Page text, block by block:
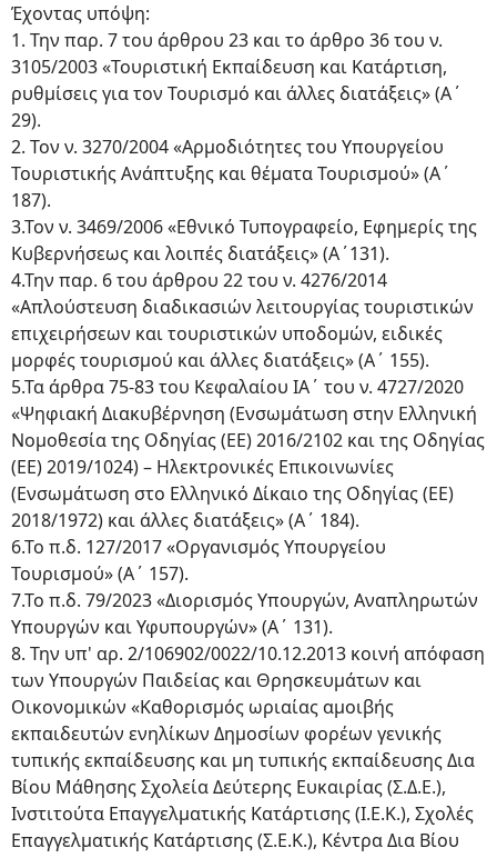
Έχοντας υπόψη:
1. Την παρ. 7 του άρθρου 23 και το άρθρο 36 του ν.
3105/2003 «Τουριστική Εκπαίδευση και Κατάρτιση,
ρυθμίσεις για τον Τουρισμό και άλλες διατάξεις» (Α΄
29).
2. Τον ν. 3270/2004 «Αρμοδιότητες του Υπουργείου
Τουριστικής Ανάπτυξης και θέματα Τουρισμού» (Α΄
187).
3.Τον ν. 3469/2006 «Εθνικό Τυπογραφείο, Εφημερίς της
Κυβερνήσεως και λοιπές διατάξεις» (Α΄131).
4.Την παρ. 6 του άρθρου 22 του ν. 4276/2014
«Απλούστευση διαδικασιών λειτουργίας τουριστικών
επιχειρήσεων και τουριστικών υποδομών, ειδικές
μορφές τουρισμού και άλλες διατάξεις» (Α΄ 155).
5.Τα άρθρα 75-83 του Κεφαλαίου ΙΑ΄ του ν. 4727/2020
«Ψηφιακή Διακυβέρνηση (Ενσωμάτωση στην Ελληνική
Νομοθεσία της Οδηγίας (ΕΕ) 2016/2102 και της Οδηγίας
(ΕΕ) 2019/1024) – Ηλεκτρονικές Επικοινωνίες
(Ενσωμάτωση στο Ελληνικό Δίκαιο της Οδηγίας (ΕΕ)
2018/1972) και άλλες διατάξεις» (Α΄ 184).
6.Το π.δ. 127/2017 «Οργανισμός Υπουργείου
Τουρισμού» (Α΄ 157).
7.Το π.δ. 79/2023 «Διορισμός Υπουργών, Αναπληρωτών
Υπουργών και Υφυπουργών» (Α΄ 131).
8. Την υπ' αρ. 2/106902/0022/10.12.2013 κοινή απόφαση
των Υπουργών Παιδείας και Θρησκευμάτων και
Οικονομικών «Καθορισμός ωριαίας αμοιβής
εκπαιδευτών ενηλίκων Δημοσίων φορέων γενικής
τυπικής εκπαίδευσης και μη τυπικής εκπαίδευσης Δια
Βίου Μάθησης Σχολεία Δεύτερης Ευκαιρίας (Σ.Δ.Ε.),
Ινστιτούτα Επαγγελματικής Κατάρτισης (Ι.Ε.Κ.), Σχολές
Επαγγελματικής Κατάρτισης (Σ.Ε.Κ.), Κέντρα Δια Βίου